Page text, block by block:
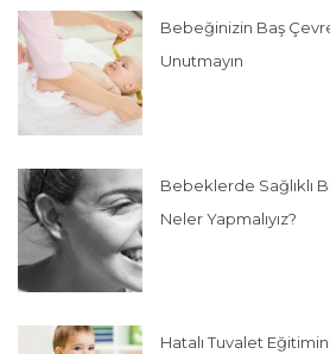
Bebeğinizin Baş
Unutmayın
Bebeklerde Sağlıklı
Neler Yapmalıyız?
Hatalı Tuvalet